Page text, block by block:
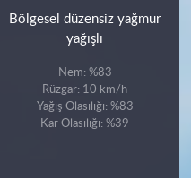
Bölgesel düzensiz yağmur
yağışlı
Nem: %83
Rüzgar: 10 km/h
Yağış Olasılığı: %83
Kar Olasılığı: %39